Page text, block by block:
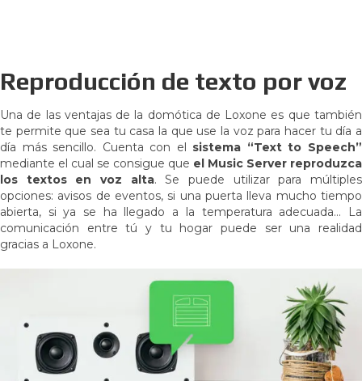
Reproducción de texto por voz
Una de las ventajas de la domótica de Loxone es que también
te permite que sea tu casa la que use la voz para hacer tu día a
día más sencillo. Cuenta con el sistema “Text to Speech”
mediante el cual se consigue que el Music Server reproduzca
los textos en voz alta. Se puede utilizar para múltiples
opciones: avisos de eventos, si una puerta lleva mucho tiempo
abierta, si ya se ha llegado a la temperatura adecuada… La
comunicación entre tú y tu hogar puede ser una realidad
gracias a Loxone.